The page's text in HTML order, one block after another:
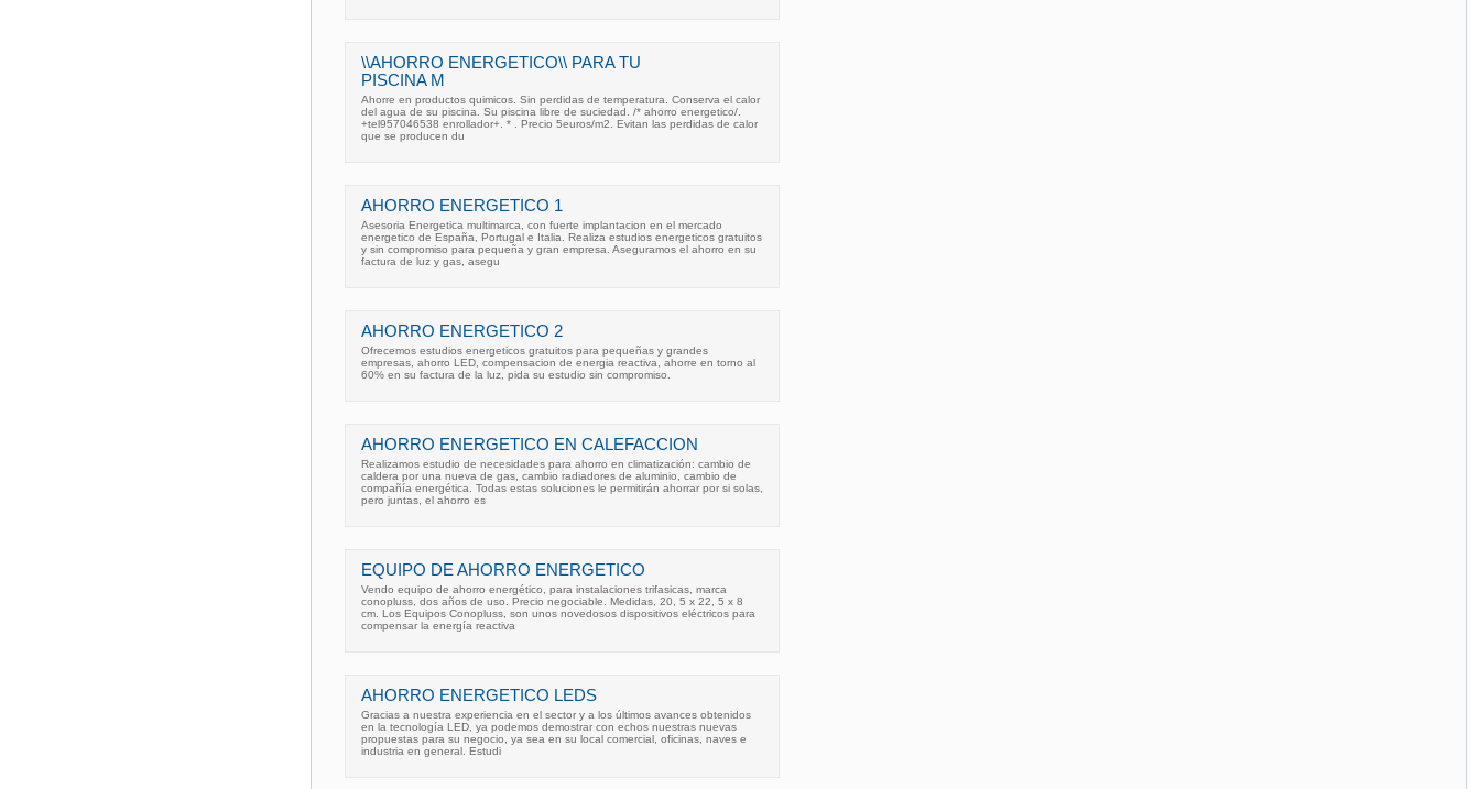
\\AHORRO ENERGETICO\\ PARA TU
PISCINA M
Ahorre en productos quimicos. Sin perdidas de temperatura. Conserva el calor
del agua de su piscina. Su piscina libre de suciedad. /* ahorro energetico/.
+tel957046538 enrollador+. * . Precio 5euros/m2. Evitan las perdidas de calor
que se producen du
AHORRO ENERGETICO 1
Asesoria Energetica multimarca, con fuerte implantacion en el mercado
energetico de España, Portugal e Italia. Realiza estudios energeticos gratuitos
y sin compromiso para pequeña y gran empresa. Aseguramos el ahorro en su
factura de luz y gas, asegu
AHORRO ENERGETICO 2
Ofrecemos estudios energeticos gratuitos para pequeñas y grandes
empresas, ahorro LED, compensacion de energia reactiva, ahorre en torno al
60% en su factura de la luz, pida su estudio sin compromiso.
AHORRO ENERGETICO EN CALEFACCION
Realizamos estudio de necesidades para ahorro en climatización: cambio de
caldera por una nueva de gas, cambio radiadores de aluminio, cambio de
compañía energética. Todas estas soluciones le permitirán ahorrar por si solas,
pero juntas, el ahorro es
EQUIPO DE AHORRO ENERGETICO
Vendo equipo de ahorro energético, para instalaciones trifasicas, marca
conopluss, dos años de uso. Precio negociable. Medidas, 20, 5 x 22, 5 x 8
cm. Los Equipos Conopluss, son unos novedosos dispositivos eléctricos para
compensar la energía reactiva
AHORRO ENERGETICO LEDS
Gracias a nuestra experiencia en el sector y a los últimos avances obtenidos
en la tecnología LED, ya podemos demostrar con echos nuestras nuevas
propuestas para su negocio, ya sea en su local comercial, oficinas, naves e
industria en general. Estudi